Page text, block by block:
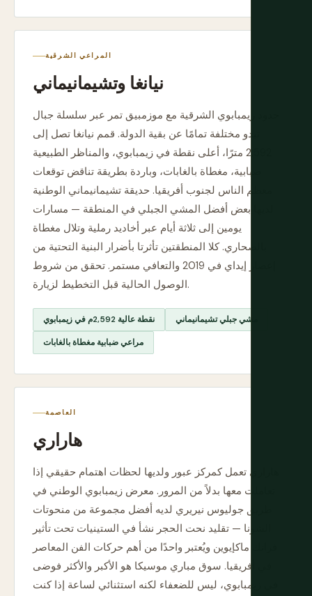
المراعي الشرقية
نيانغا وتشيمانيماني
حدود زيمبابوي الشرقية مع موزمبيق تمر عبر سلسلة جبال
تبدو مختلفة تمامًا عن بقية الدولة. قمم نيانغا تصل إلى
2,592 مترًا، أعلى نقطة في زيمبابوي، والمناظر الطبيعية
ضبابية، مغطاة بالغابات، وباردة بطريقة تناقض توقعات
معظم الناس لجنوب أفريقيا. حديقة تشيمانيماني الوطنية
لديها بعض أفضل المشي الجبلي في المنطقة — مسارات
يومين إلى ثلاثة أيام عبر أخاديد رملية وتلال مغطاة
بالصحاري. كلا المنطقتين تأثرتا بأضرار البنية التحتية من
إعصار إيداي في 2019 والتعافي مستمر. تحقق من شروط
الوصول الحالية قبل التخطيط لزيارة.
نقطة عالية 2,592م في زيمبابوي مشي جبلي تشيمانيماني
مراعي ضبابية مغطاة بالغابات
العاصمة
هاراري
هاراري تعمل كمركز عبور ولديها لحظات اهتمام حقيقي إذا
تعاملت معها بدلاً من المرور. معرض زيمبابوي الوطني في
طريق جوليوس نيريري لديه أفضل مجموعة من منحوتات
الشونا — تقليد نحت الحجر نشأ في الستينيات تحت تأثير
فرانك ماكإيوين ويُعتبر واحدًا من أهم حركات الفن المعاصر
في أفريقيا. سوق مباري موسيكا هو الأكبر والأكثر فوضى
في زيمبابوي، ليس للضعفاء لكنه استثنائي لساعة إذا كنت